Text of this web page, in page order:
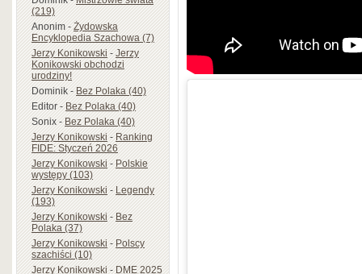
(219)
Anonim-Żydowska
Encyklopedia Szachowa (7)
Jerzy Konikowski-Jerzy
Konikowski obchodzi
urodziny!
Dominik-Bez Polaka (40)
Editor-Bez Polaka (40)
Sonix-Bez Polaka (40)
Jerzy Konikowski-Ranking
FIDE: Styczeń 2026
Jerzy Konikowski-Polskie
występy (103)
Jerzy Konikowski-Legendy
(193)
Jerzy Konikowski-Bez
Polaka (37)
Jerzy Konikowski-Polscy
szachiści (10)
Jerzy Konikowski-DME 2025